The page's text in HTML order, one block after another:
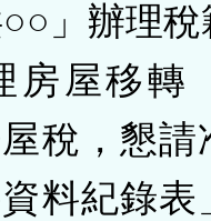
」辦理稅
房屋移轉
稅，懇請
料紀錄表